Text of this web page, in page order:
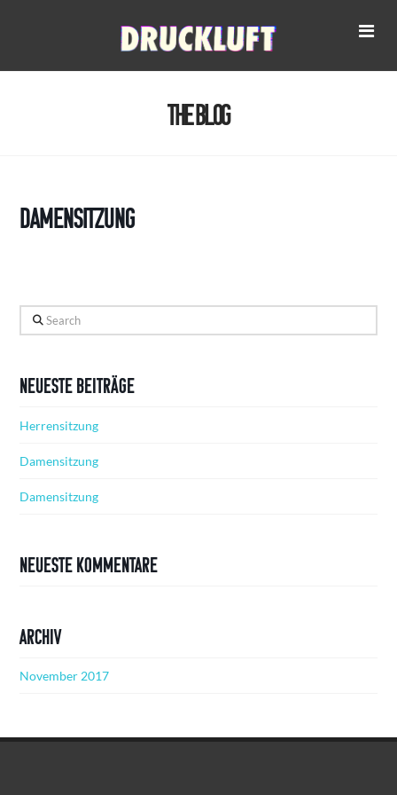
The Blog
Damensitzung
Search
Neueste Beiträge
Herrensitzung
Damensitzung
Damensitzung
Neueste Kommentare
Archiv
November 2017